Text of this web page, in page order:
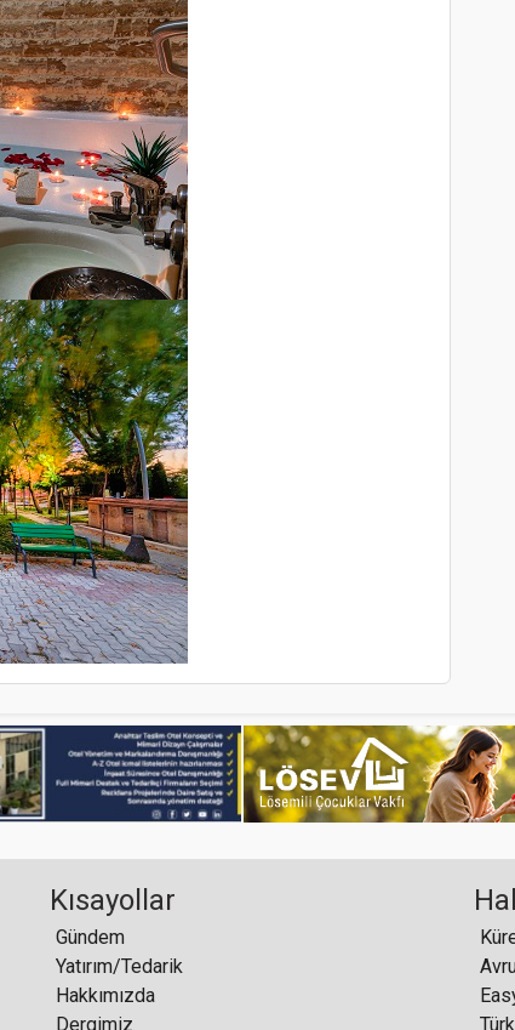
Kısayollar
Gündem
Yatırım/Tedarik
Hakkımızda
Dergimiz